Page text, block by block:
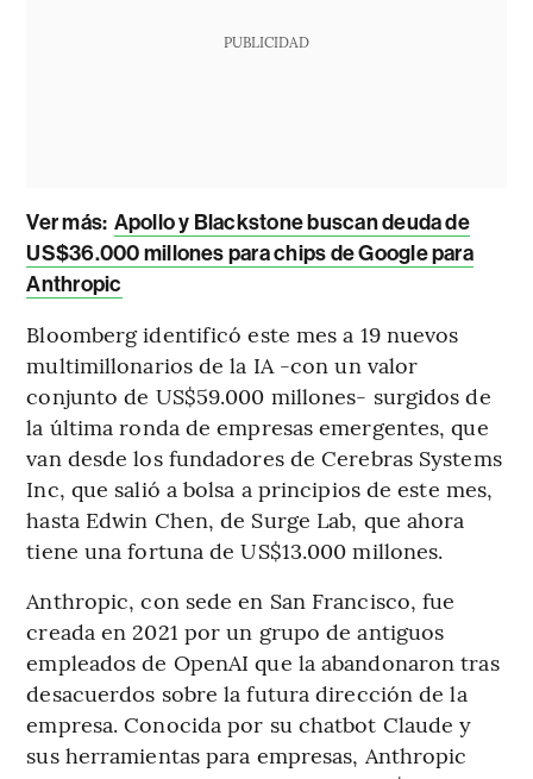
PUBLICIDAD
Ver más: Apollo y Blackstone buscan deuda de
US$36.000 millones para chips de Google para
Anthropic
Bloomberg identificó este mes a 19 nuevos
multimillonarios de la IA -con un valor
conjunto de US$59.000 millones- surgidos de
la última ronda de empresas emergentes, que
van desde los fundadores de Cerebras Systems
Inc, que salió a bolsa a principios de este mes,
hasta Edwin Chen, de Surge Lab, que ahora
tiene una fortuna de US$13.000 millones.
Anthropic, con sede en San Francisco, fue
creada en 2021 por un grupo de antiguos
empleados de OpenAI que la abandonaron tras
desacuerdos sobre la futura dirección de la
empresa. Conocida por su chatbot Claude y
sus herramientas para empresas, Anthropic